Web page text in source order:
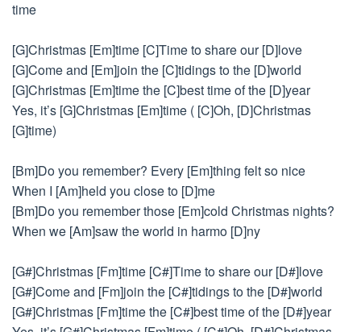
time
[G]Christmas [Em]time [C]Time to share our [D]love
[G]Come and [Em]join the [C]tidings to the [D]world
[G]Christmas [Em]time the [C]best time of the [D]year
Yes, it’s [G]Christmas [Em]time ( [C]Oh, [D]Christmas
[G]time)
[Bm]Do you remember? Every [Em]thing felt so nice
When I [Am]held you close to [D]me
[Bm]Do you remember those [Em]cold Christmas nights?
When we [Am]saw the world in harmo [D]ny
[G#]Christmas [Fm]time [C#]Time to share our [D#]love
[G#]Come and [Fm]join the [C#]tidings to the [D#]world
[G#]Christmas [Fm]time the [C#]best time of the [D#]year